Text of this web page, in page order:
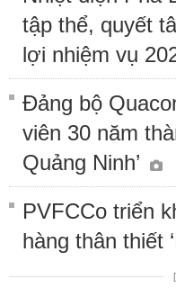
tập thể, quyết
lợi nhiệm vụ
Đảng bộ
viên 30 năm
Quảng Ninh’
PVFCCo triển
hàng thân thiết